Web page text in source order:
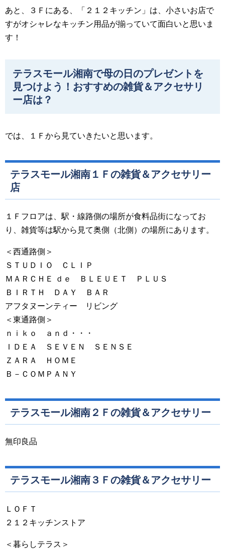
あと、３Ｆにある、「２１２キッチン」は、小さいお店で
すがオシャレなキッチン用品が揃っていて面白いと思いま
す！
テラスモール湘南で母の日のプレゼントを
見つけよう！おすすめの雑貨＆アクセサリ
ー店は？
では、１Ｆから見ていきたいと思います。
テラスモール湘南１Ｆの雑貨＆アクセサリー
店
１Ｆフロアは、駅・線路側の場所が食料品街になってお
り、雑貨等は駅から見て奥側（北側）の場所にあります。
＜西通路側＞
ＳＴＵＤＩＯ ＣＬＩＰ
ＭＡＲＣＨＥ ｄｅ ＢＬＥＵＥＴ ＰＬＵＳ
ＢＩＲＴＨ ＤＡＹ ＢＡＲ
アフタヌーンティー リビング
＜東通路側＞
ｎｉｋｏ ａｎｄ・・・
ＩＤＥＡ ＳＥＶＥＮ ＳＥＮＳＥ
ＺＡＲＡ ＨＯＭＥ
Ｂ－ＣＯＭＰＡＮＹ
テラスモール湘南２Ｆの雑貨＆アクセサリー
無印良品
テラスモール湘南３Ｆの雑貨＆アクセサリー
ＬＯＦＴ
２１２キッチンストア
＜暮らしテラス＞